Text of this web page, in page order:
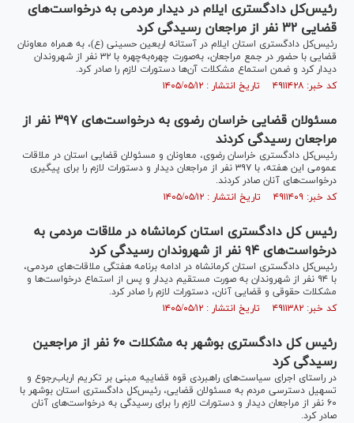
رئیس‌کل دادگستری ایلام در دیدار مردمی به درخواست‌های
قضایی ۳۲ نفر از مراجعان رسیدگی کرد
رئیس‌کل دادگستری استان ایلام در آستانه اربعین حسینی (ع)، به همراه معاونان
قضایی با حضور در جمع مراجعان، به‌صورت چهره‌به‌چهره با ۳۲ نفر از شهروندان
دیدار کرد و ضمن استماع مشکلات آن‌ها دستورات لازم را صادر کرد.
کد خبر: ۴۹۱۱۴۲۸ تاریخ انتشار : ۱۴۰۵/۰۵/۱۲
مسئولان قضایی خراسان رضوی به درخواست‌های ۳۹۷ نفر از
مراجعان رسیدگی کردند
رئیس‌کل دادگستری خراسان رضوی، معاونان و مسئولان قضایی استان در ملاقات
عمومی این هفته، با ۳۹۷ نفر از مراجعان دیدار و دستورات لازم را برای پیگیری
درخواست‌های آنان صادر کردند.
کد خبر: ۴۹۱۱۴۰۹ تاریخ انتشار : ۱۴۰۵/۰۵/۱۲
رئیس کل دادگستری استان کرمانشاه در ملاقات مردمی به
درخواست‌های ۹۴ نفر از شهروندان رسیدگی کرد
رئیس‌کل دادگستری استان کرمانشاه در ادامه برنامه هفتگی ملاقات‌های مردمی،
با ۹۴ نفر از شهروندان به صورت مستقیم دیدار و پس از استماع درخواست‌ها و
مشکلات حقوقی و قضایی آنان، دستورات لازم را صادر کرد.
کد خبر: ۴۹۱۱۳۸۲ تاریخ انتشار : ۱۴۰۵/۰۵/۱۲
رئیس کل دادگستری بوشهر به مشکلات ۶۰ نفر از مراجعین
رسیدگی کرد
در راستای اجرای سیاست‌های راهبردی قوه قضاییه مبنی بر تکریم ارباب‌رجوع و
تسهیل دسترسی مردم به مسئولان قضایی، رئیس‌کل دادگستری استان بوشهر با
۶۰ نفر از مراجعان دیدار و دستورات لازم را برای رسیدگی به درخواست‌های آنان
صادر کرد.